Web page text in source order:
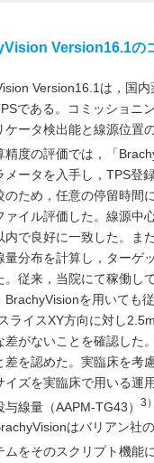
Version16.1の
Version16.1は，国
である。コミッショニ
ケータ検出能と線源位置
精度の評価では，「
メータを入手し，TPS登
のため，任意の停留時間
ァイル評価した。線源中
内で良好に一致した。ま
量分布を計算し，ターゲ
。従来，当院にて稼働し
BrachyVisionを用いても
ライスXY方向に対し
差がないことを確認した
差を認めた。実臨床を考
イズを実臨床で用いる運
与線量（AAPM-TG43）
3）
はバリアン社
ムをそのスクリプト機能